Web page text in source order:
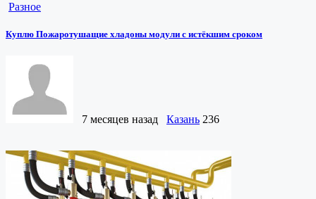
Разное
Куплю Пожаротушащие хладоны модули с истёкшим сроком
7 месяцев назад Казань 236